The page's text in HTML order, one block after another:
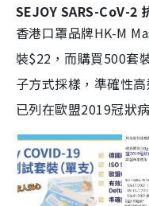
SEJOY SARS-CoV-2
香港口罩品牌HK-M
裝$22，而購買500套
子方式採樣，準確性
已列在歐盟2019冠狀